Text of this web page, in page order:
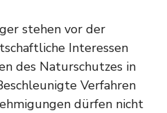
stehen vor der
Interessen
des Naturschutzes in
Verfahren
dürfen nicht